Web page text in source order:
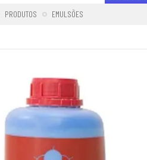
PRODUTOS EMULSÕES